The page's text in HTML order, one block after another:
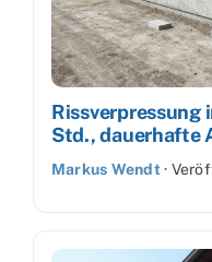
Rissverpressung
Std., dauerhafte
Markus Wendt·